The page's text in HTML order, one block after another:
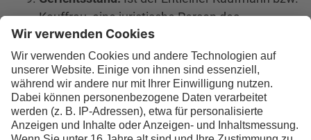
Kauffrau, eine juristische Person des
öffentlichen Rechts oder ein öffentlich-
rechtliches Sondervermögen, so ist
Erfüllungsort und Gerichtsstand für alle
Streitigkeiten aus oder im Zusammenhang mit
dem Leihvertrag Köln.